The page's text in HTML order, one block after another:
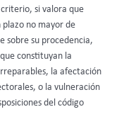
si valora que
no mayor de
sobre su procedencia,
constituyan la
la afectación
o la vulneración
del código